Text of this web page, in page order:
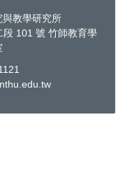
教學研究所
101 號 竹師教育學